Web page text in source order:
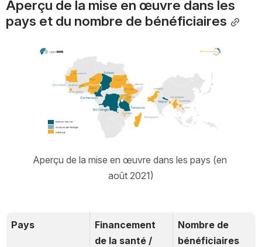
Aperçu de la mise en œuvre dans les
pays et du nombre de bénéficiaires
Open
Aperçu de la mise en œuvre dans les pays (en
août 2021)
Pays
Financement
de la santé /
Nombre de
bénéficiaires